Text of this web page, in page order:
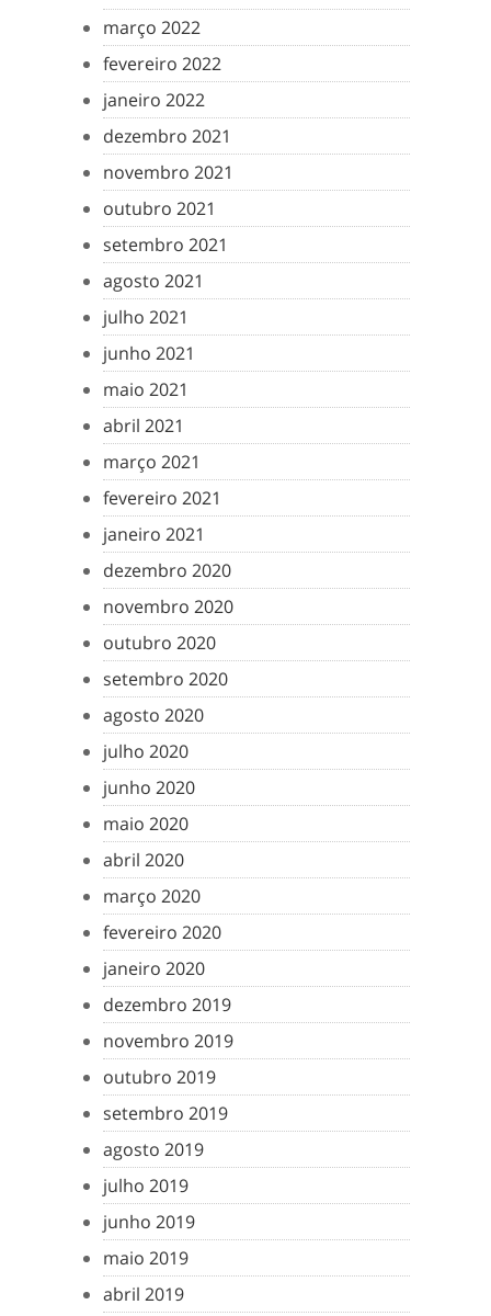
março 2022
fevereiro 2022
janeiro 2022
dezembro 2021
novembro 2021
outubro 2021
setembro 2021
agosto 2021
julho 2021
junho 2021
maio 2021
abril 2021
março 2021
fevereiro 2021
janeiro 2021
dezembro 2020
novembro 2020
outubro 2020
setembro 2020
agosto 2020
julho 2020
junho 2020
maio 2020
abril 2020
março 2020
fevereiro 2020
janeiro 2020
dezembro 2019
novembro 2019
outubro 2019
setembro 2019
agosto 2019
julho 2019
junho 2019
maio 2019
abril 2019